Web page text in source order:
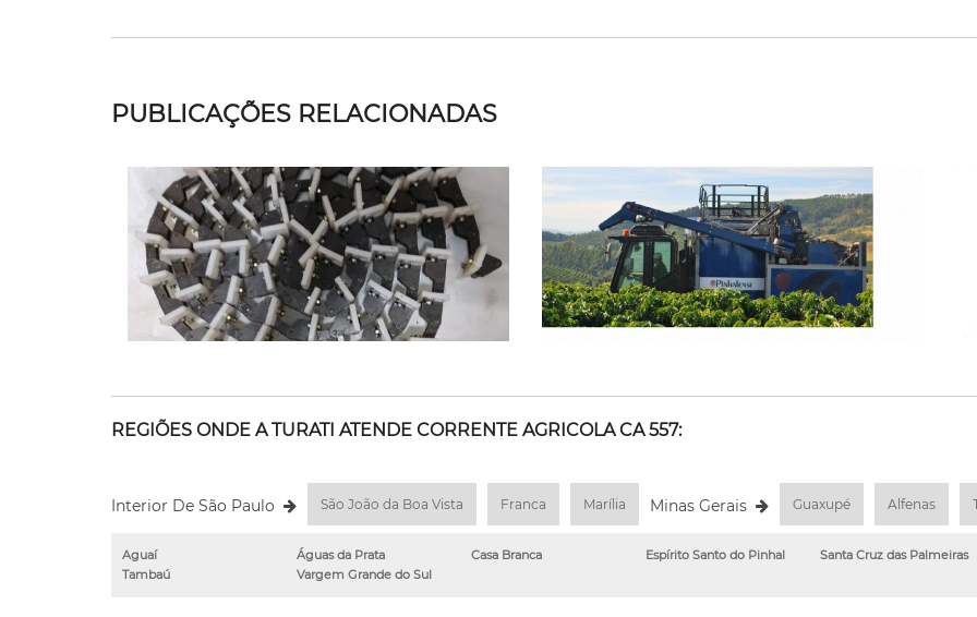
PUBLICAÇÕES RELACIONADAS
REGIÕES ONDE A TURATI ATENDE CORRENTE AGRICOLA CA 557:
Interior De São Paulo São João da Boa Vista Franca Marília Minas Gerais Guaxupé Alfenas
Aguaí Águas da Prata Casa Branca Espírito Santo do Pinhal Santa Cruz das Palmeiras
Tambaú
Vargem Grande do Sul